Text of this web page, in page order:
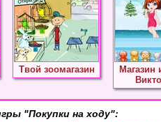
Твой зоомагазин
Магазин
"Покупки на ходу":